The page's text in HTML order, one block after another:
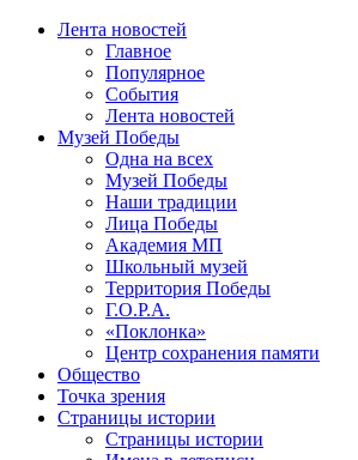
Лента новостей
Главное
Популярное
События
Лента новостей
Музей Победы
Одна на всех
Музей Победы
Наши традиции
Лица Победы
Академия МП
Школьный музей
Территория Победы
Г.О.Р.А.
«Поклонка»
Центр сохранения памяти
Общество
Точка зрения
Страницы истории
Страницы истории